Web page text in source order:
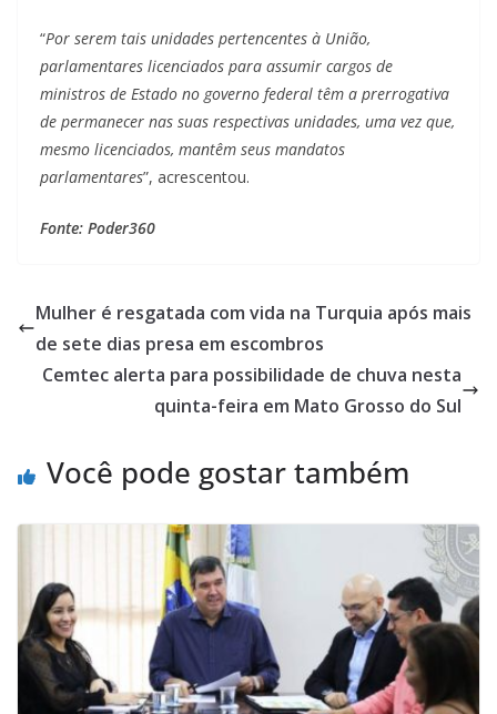
“Por serem tais unidades pertencentes à União,
parlamentares licenciados para assumir cargos de
ministros de Estado no governo federal têm a prerrogativa
de permanecer nas suas respectivas unidades, uma vez que,
mesmo licenciados, mantêm seus mandatos
parlamentares”, acrescentou.
Fonte: Poder360
Mulher é resgatada com vida na Turquia após mais
de sete dias presa em escombros
Cemtec alerta para possibilidade de chuva nesta
quinta-feira em Mato Grosso do Sul
Você pode gostar também